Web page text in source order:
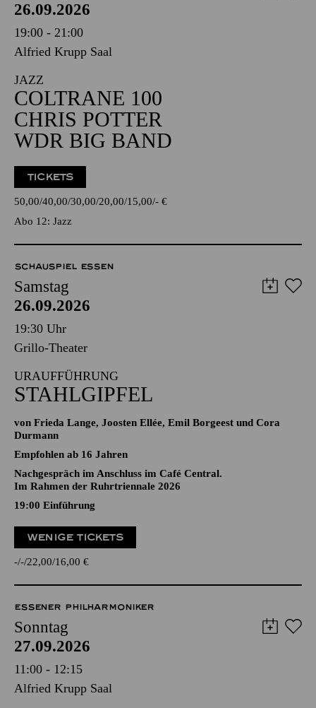
26.09.2026
19:00 - 21:00
Alfried Krupp Saal
JAZZ
COLTRANE 100
CHRIS POTTER
WDR BIG BAND
TICKETS
50,00 40,00 30,00 20,00 15,00 - €
Abo 12: Jazz
SCHAUSPIEL ESSEN
Samstag
26.09.2026
19:30 Uhr
Grillo-Theater
URAUFFÜHRUNG
STAHLGIPFEL
von Frieda Lange, Joosten Ellée, Emil Borgeest und Cora
Durmann
Empfohlen ab 16 Jahren
Nachgespräch im Anschluss im Café Central.
Im Rahmen der Ruhrtriennale 2026
19:00 Einführung
WENIGE TICKETS
- - 22,00 16,00 €
ESSENER PHILHARMONIKER
Sonntag
27.09.2026
11:00 - 12:15
Alfried Krupp Saal